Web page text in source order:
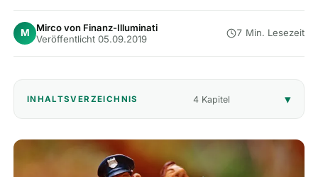
⚖️ Vergleiche
🎁 Empfehlungen
📰
M
Mirco von Finanz-Illuminati
Veröffentlicht 05.09.2019
7 Min. Lesezeit
INHALTSVERZEICHNIS 4 Kapitel